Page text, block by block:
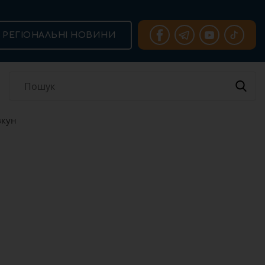
РЕГІОНАЛЬНІ НОВИНИ